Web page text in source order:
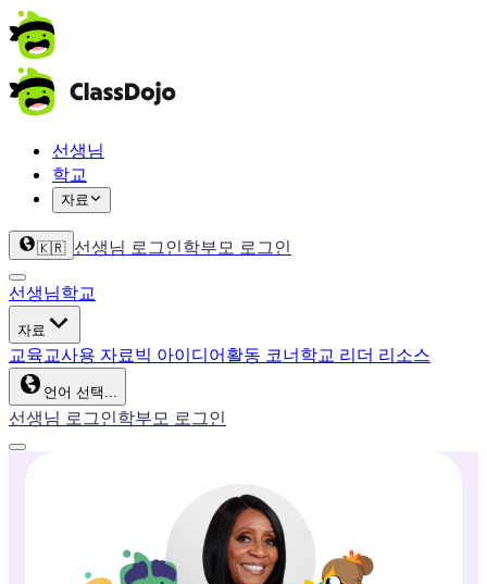
선생님
학교
자료
🇰🇷 선생님 로그인학부모 로그인
선생님학교
자료
교육교사용 자료빅 아이디어활동 코너학교 리더 리소스
언어 선택...
선생님 로그인학부모 로그인